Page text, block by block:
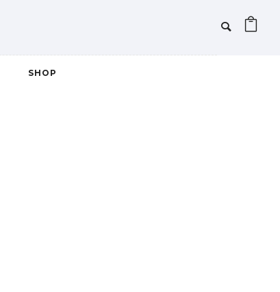
SHOP